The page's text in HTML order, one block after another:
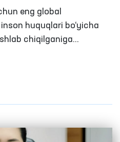
bo‘yicha
eng global
huquqlari bo‘yicha
chiqilganiga